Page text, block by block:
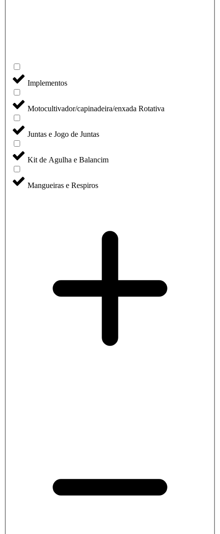
Implementos
Motocultivador/capinadeira/enxada Rotativa
Juntas e Jogo de Juntas
Kit de Agulha e Balancim
Mangueiras e Respiros